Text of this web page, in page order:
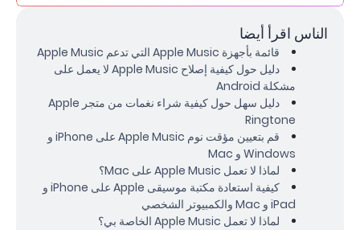
الناس اقرأ أيضا
قائمة بأجهزة Apple Music التي تدعم Apple Music
دليل حول كيفية إصلاح Apple Music لا يعمل على
مشكلة Android
دليل سهل حول كيفية شراء نغمات من متجر Apple
Ringtone
قم بتعيين مؤقت نوم Apple Music على iPhone و
Windows و Mac
لماذا لا تعمل Apple Music على Mac؟
كيفية استعادة مكتبة موسيقى Apple على iPhone و
iPad و Mac والكمبيوتر الشخصي
لماذا لا تعمل Apple Music الخاصة بي؟